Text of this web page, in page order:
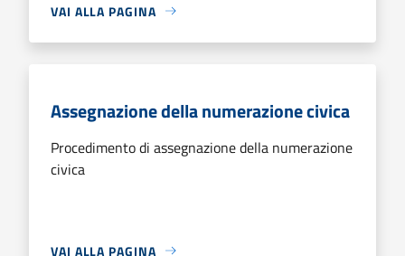
VAI ALLA PAGINA
Assegnazione della numerazione civica
Procedimento di assegnazione della numerazione
civica
VAI ALLA PAGINA